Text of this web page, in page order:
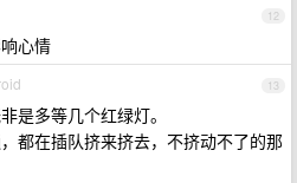
12
心情
13
是多等几个红绿灯。
都在插队挤来挤去，不挤动不了的那